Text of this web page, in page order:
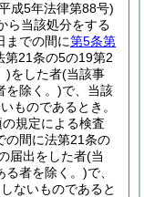
成5年法律第88号)
ら当該処分をする
までの間に第5条第
第21条の5の19第2
)をした者(当該事
を除く。)で、当該
ものであるとき。
規定による検査
の間に法第21条の
届出をした者(当
る者を除く。)で、
ないものであると